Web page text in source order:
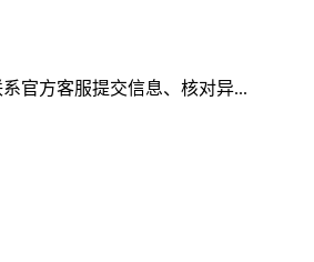
官方客服提交信息、核对异...